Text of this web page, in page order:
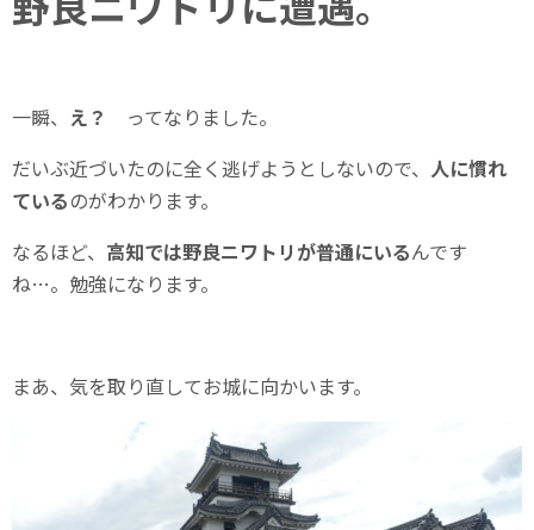
一瞬、 え？ ってなりました。
だいぶ近づいたのに全く逃げようとしないので、 人に慣れ
ているのがわかります。
なるほど、 高知では野良ニワトリが普通にいるんです
ね…。勉強になります。
まあ、気を取り直してお城に向かいます。